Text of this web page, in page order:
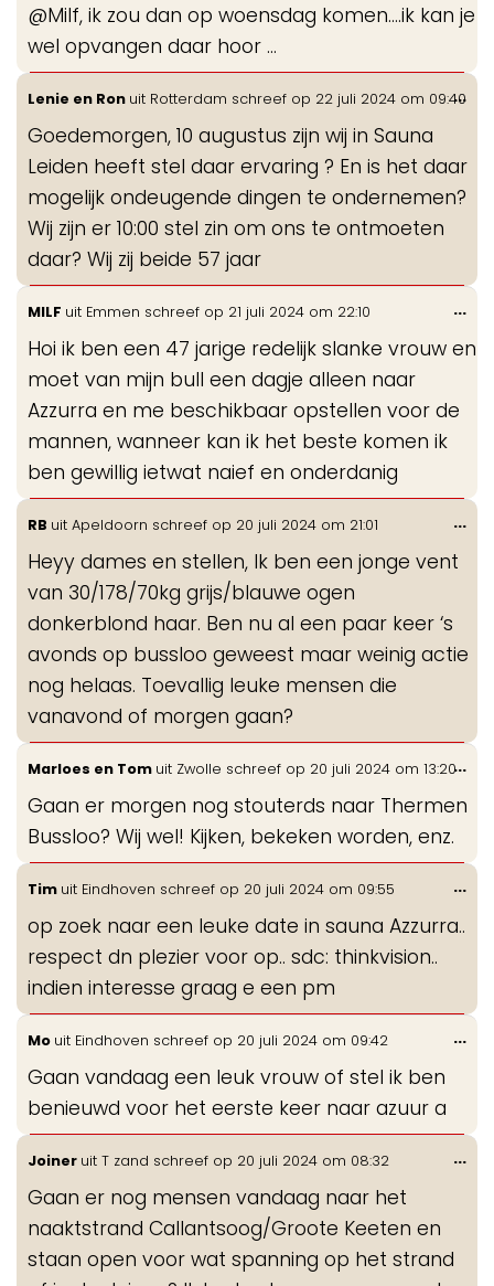
@Milf, ik zou dan op woensdag komen....ik kan je
wel opvangen daar hoor ...
Lenie en Ron uit Rotterdam schreef op 22 juli 2024 om 09:40
Goedemorgen, 10 augustus zijn wij in Sauna
Leiden heeft stel daar ervaring ? En is het daar
mogelijk ondeugende dingen te ondernemen?
Wij zijn er 10:00 stel zin om ons te ontmoeten
daar? Wij zij beide 57 jaar
...
MILF uit Emmen schreef op 21 juli 2024 om 22:10
Hoi ik ben een 47 jarige redelijk slanke vrouw en
moet van mijn bull een dagje alleen naar
Azzurra en me beschikbaar opstellen voor de
mannen, wanneer kan ik het beste komen ik
ben gewillig ietwat naief en onderdanig
...
RB uit Apeldoorn schreef op 20 juli 2024 om 21:01
Heyy dames en stellen, Ik ben een jonge vent
van 30/178/70kg grijs/blauwe ogen
donkerblond haar. Ben nu al een paar keer ‘s
avonds op bussloo geweest maar weinig actie
nog helaas. Toevallig leuke mensen die
vanavond of morgen gaan?
...
Marloes en Tom uit Zwolle schreef op 20 juli 2024 om 13:20
Gaan er morgen nog stouterds naar Thermen
Bussloo? Wij wel! Kijken, bekeken worden, enz.
...
Tim uit Eindhoven schreef op 20 juli 2024 om 09:55
op zoek naar een leuke date in sauna Azzurra..
respect dn plezier voor op.. sdc: thinkvision..
indien interesse graag e een pm
...
Mo uit Eindhoven schreef op 20 juli 2024 om 09:42
Gaan vandaag een leuk vrouw of stel ik ben
benieuwd voor het eerste keer naar azuur a
...
Joiner uit T zand schreef op 20 juli 2024 om 08:32
Gaan er nog mensen vandaag naar het
naaktstrand Callantsoog/Groote Keeten en
staan open voor wat spanning op het strand
...